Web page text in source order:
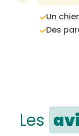
Un
Des
Les